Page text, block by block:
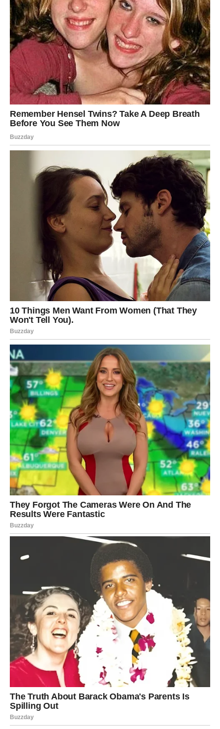
Dobijeni šlagravnomerno rasporedite preko sloja
breskvi, pokrivajući sve delove. Možete koristitišpatulu
za ravnanjeili napravititalase i dekorativne oblike, u
zavisnosti od željenog vizuelnog efekta.
Hlađenje i posluživanje
Jedan odnajvažnijih korakau pripremi ovog kolača jeste
vreme hlađenja
da:
odstoji u frižideru najmanje 4 sata
idealno bi bilo da prenoći, kako bi se svi ukusi proželi,
a slojevi učvrstili.
Nakon što se dovoljno ohladi, kolač se seče na kockei
servira. Preporučuje se da se
nož potopi u toplu vodupre
svakog reza – kako bi se kolač lakše i urednije sekao.
Ovaj kolač, iako jednostavan po sastavu, imaizuzetnu
moć da osvoji nepce svakoga ko ga proba.Kombinacija
hrskavog keksa, svilene vanilin kreme, svežeg voća i
laganog šlaga čini ga ne samo ukusnim, već i estetski
privlačnim desertom.
Prednosti ovog kolača uključuju:
Brzu i laku pripremu,
Bez potrebe za pečenjem,
Svestranost voćnih kombinacija(umesto breskvi,
mogu se koristiti jagode, maline, ananas itd.),
Prilagodljivost dijetetskim zahtevima
– koristi se po
želji biljna pavlaka, bezglutenski keks i sl.
Za kraj, ovo jesavršena poslastica za sve koji traže nešto
lagano, ukusno i elegantno
za porodični ručak, rođendan ili jednostavno želite da